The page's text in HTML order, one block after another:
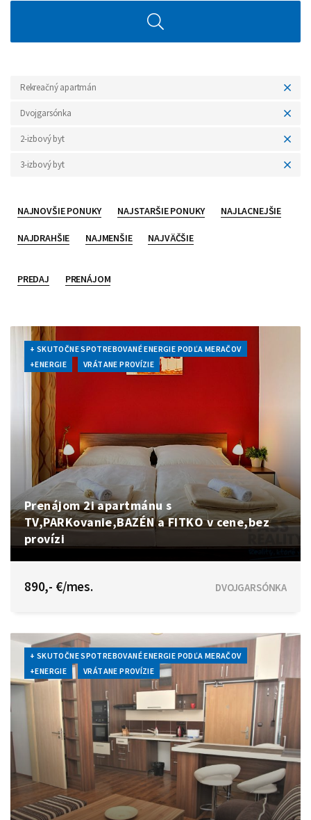
Rekreačný apartmán
Dvojgarsónka
2-izbový byt
3-izbový byt
NAJNOVŠIE PONUKY NAJSTARŠIE PONUKY NAJLACNEJŠIE
NAJDRAHŠIE NAJMENŠIE NAJVÄČŠIE
PREDAJ PRENÁJOM
+ SKUTOČNE SPOTREBOVANÉ ENERGIE PODĽA MERAČOV
+ENERGIE
VRÁTANE PROVÍZIE
Prenájom 2i apartmánu s
TV,PARKovanie,BAZÉN a FITKO v cene,bez
provízi
DVOJGARSÓNKA
890,- €/mes.
+ SKUTOČNE SPOTREBOVANÉ ENERGIE PODĽA MERAČOV
+ENERGIE
VRÁTANE PROVÍZIE